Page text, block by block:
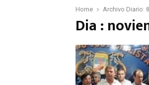
Home Archivo Diario:
Dia :